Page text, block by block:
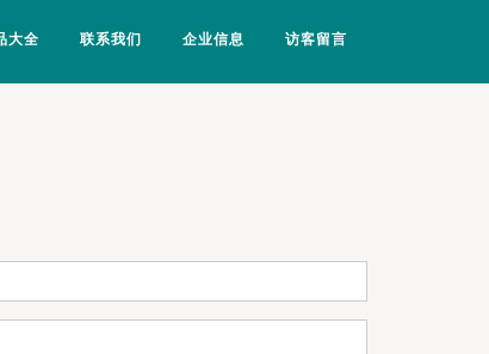
大全 联系我们 企业信息 访客留言